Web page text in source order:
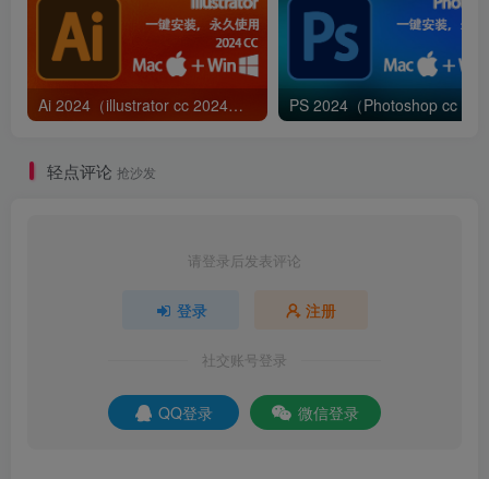
7.点击【关闭】。
Ai 2024（illustrator cc 2024）免费下载|简体中文|一键安装永久使用
轻点评论 抢沙发
请登录后发表评论
登录 注册
社交账号登录
QQ登录 微信登录